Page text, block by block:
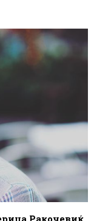
Ракочевиќ